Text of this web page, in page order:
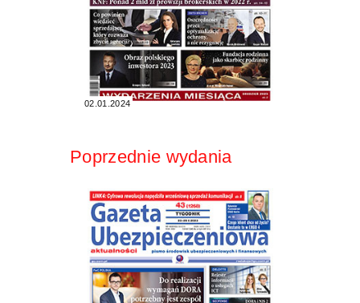
02.01.2024
Poprzednie wydania